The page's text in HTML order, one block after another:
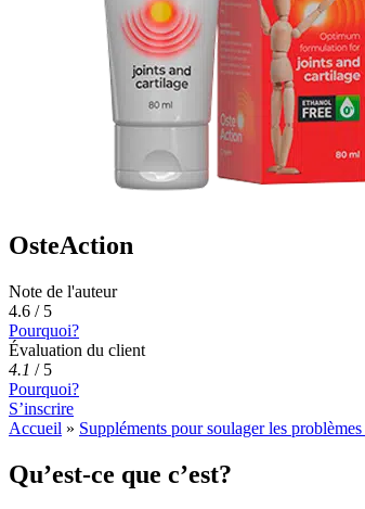
OsteAction
Note de l'auteur
4.6 / 5
Pourquoi?
Évaluation du client
4.1 / 5
Pourquoi?
S’inscrire
Accueil » Suppléments pour soulager les
Qu’est-ce que c’est?